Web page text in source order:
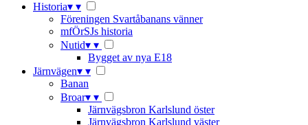
Historia▾ ▾
Föreningen Svartåbanans vänner
mfÖrSJs historia
Nutid▾ ▾
Bygget av nya E18
Järnvägen▾ ▾
Banan
Broar▾ ▾
Järnvägsbron Karlslund öster
Järnvägsbron Karlslund väster